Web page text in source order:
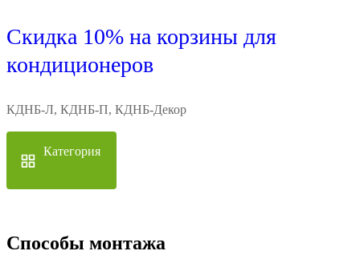
Скидка 10% на корзины для
кондиционеров
КДНБ-Л, КДНБ-П, КДНБ-Декор
Категория
Способы монтажа